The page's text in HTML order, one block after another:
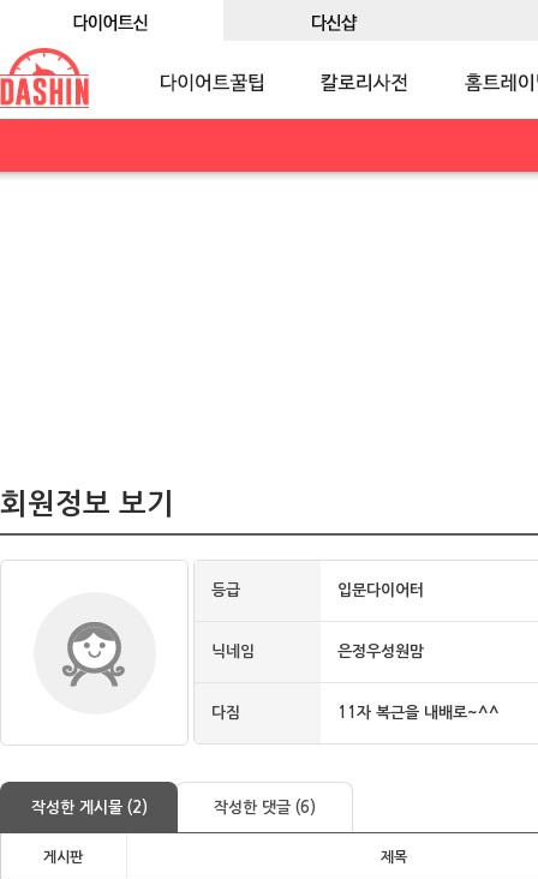
회원정보 보기
등급 입문다이어터
닉네임 은정우성원맘
다짐 11자 복근을 내배로~^^
작성한 게시물 (2) 작성한 댓글 (6)
게시판 제목